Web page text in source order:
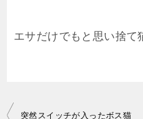
エサだけでもと思い捨て
投
突然スイッチが入ったボス猫